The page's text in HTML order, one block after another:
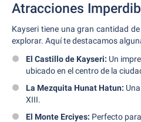
Atracciones
Kayseri tiene una gran cantidad
explorar. Aquí te destacamos
El Castillo de Kayseri: Un
ubicado en el centro de la
La Mezquita Hunat Hatun:
XIII.
El Monte Erciyes: Perfecto